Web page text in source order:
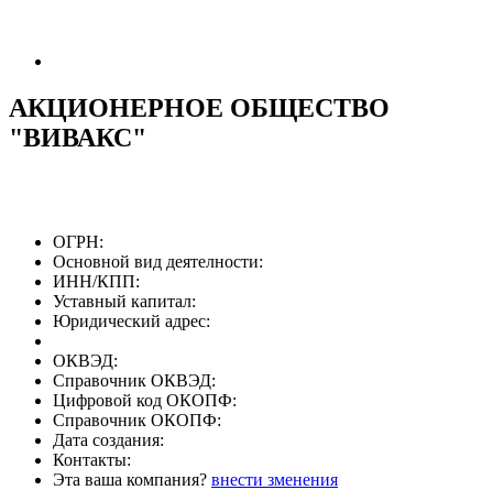
АКЦИОНЕРНОЕ ОБЩЕСТВО
"ВИВАКС"
ОГРН:
Основной вид деятелности:
ИНН/КПП:
Уставный капитал:
Юридический адрес:
ОКВЭД:
Справочник ОКВЭД:
Цифровой код ОКОПФ:
Справочник ОКОПФ:
Дата создания:
Контакты:
Эта ваша компания? внести зменения